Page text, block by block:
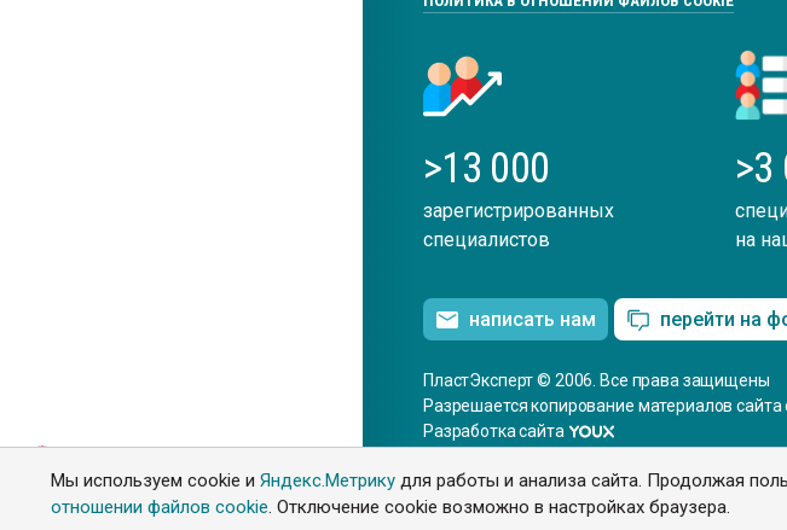
Мы используем cookie иЯндекс.Метрику для работы и анализа сайта. Продолжая
отношении файлов cookie. Отключение cookie возможно в настройках браузера.
>13 000
зарегистрированных
специалистов
>3
на
написать нам перейти на
ПластЭксперт © 2006. Все права защищены
Разрешается копирование материалов
Разработка сайта